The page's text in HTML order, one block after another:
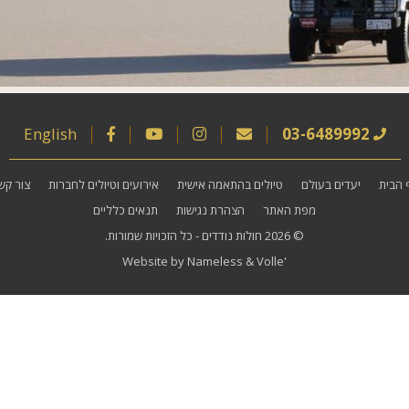
03-6489992
English
הבית יעדים בעולם טיולים בהתאמה אישית אירועים וטיולים לחברות
צור
מפת האתר
הצהרת נגישות
תנאים כלליים
© 2026
חולות נודדים - כל הזכויות שמורות.
Website by Nameless &Volle'